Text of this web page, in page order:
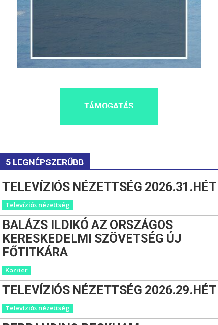
TÁMOGATÁS
5 LEGNÉPSZERŰBB
TELEVÍZIÓS NÉZETTSÉG 2026.31.HÉT
Televíziós nézettség
BALÁZS ILDIKÓ AZ ORSZÁGOS
KERESKEDELMI SZÖVETSÉG ÚJ
FŐTITKÁRA
Karrier
TELEVÍZIÓS NÉZETTSÉG 2026.29.HÉT
Televíziós nézettség